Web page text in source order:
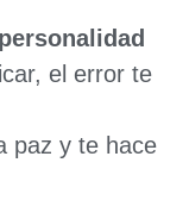
el error te
paz y te hace